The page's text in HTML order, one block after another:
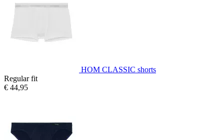
HOM CLASSIC shorts
Regular fit
€ 44,95